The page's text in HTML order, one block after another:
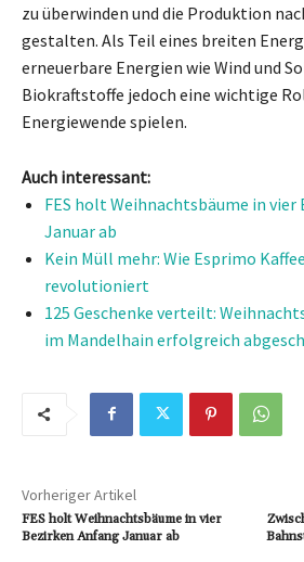
zu überwinden und die Produktion
gestalten. Als Teil eines breiten
erneuerbare Energien wie Wind und
Biokraftstoffe jedoch eine wichtige
Energiewende spielen.
Auch interessant:
FES holt Weihnachtsbäume in vier
Januar ab
Kein Müll mehr: Wie Esprimo
revolutioniert
125 Geschenke verteilt:
im Mandelhain erfolgreich
Vorheriger Artikel
FES holt Weihnachtsbäume in vier
Bezirken Anfang Januar ab